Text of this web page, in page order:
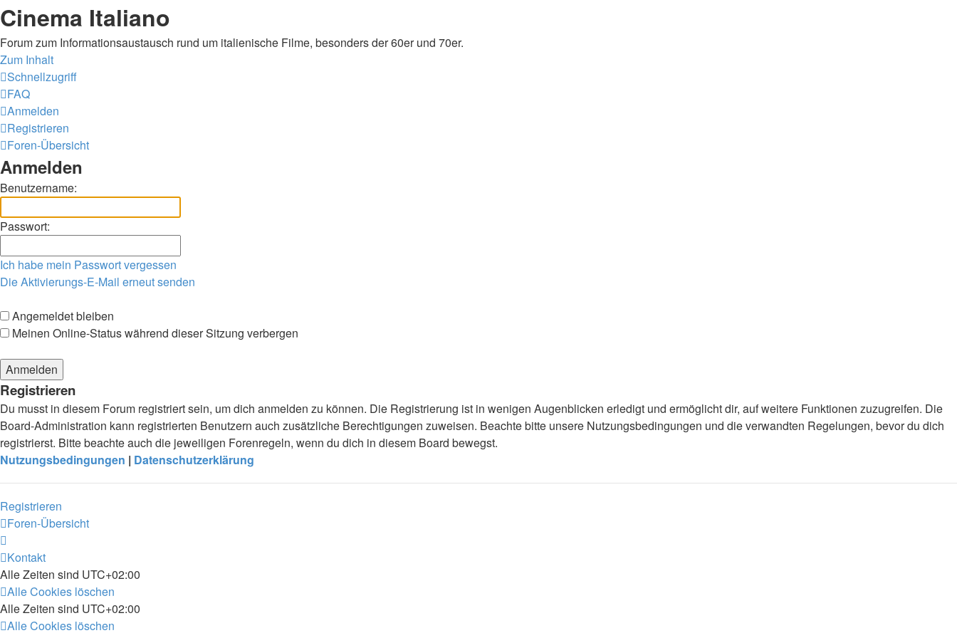
Cinema Italiano
Forum zum Informationsaustausch rund um italienische Filme, besonders der 60er und 70er.
Zum Inhalt
Schnellzugriff
FAQ
Anmelden
Registrieren
Foren-Übersicht
Anmelden
Benutzername:
Passwort:
Ich habe mein Passwort vergessen
Die Aktivierungs-E-Mail erneut senden
Angemeldet bleiben
Meinen Online-Status während dieser Sitzung verbergen
Registrieren
Du musst in diesem Forum registriert sein, um dich anmelden zu können. Die Registrierung ist in wenigen Augenblicken erledigt und ermöglicht dir, auf weitere Funktionen zuzugreifen. Die
Board-Administration kann registrierten Benutzern auch zusätzliche Berechtigungen zuweisen. Beachte bitte unsere Nutzungsbedingungen und die verwandten Regelungen, bevor du dich
registrierst. Bitte beachte auch die jeweiligen Forenregeln, wenn du dich in diesem Board bewegst.
Nutzungsbedingungen | Datenschutzerklärung
Registrieren
Foren-Übersicht
Kontakt
Alle Zeiten sind UTC+02:00
Alle Cookies löschen
Alle Zeiten sind UTC+02:00
Alle Cookies löschen